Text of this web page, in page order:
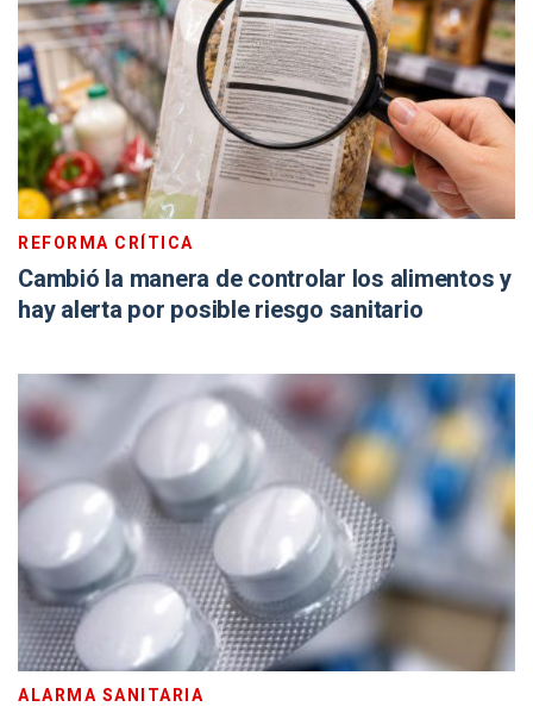
REFORMA CRÍTICA
Cambió la manera de controlar los alimentos y
hay alerta por posible riesgo sanitario
ALARMA SANITARIA